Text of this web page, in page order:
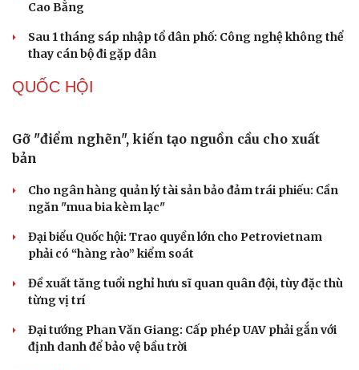
Cao Bằng
Sau 1 tháng sáp nhập tổ dân phố: Công nghệ không thể
thay cán bộ đi gặp dân
QUỐC HỘI
Gỡ "điểm nghẽn", kiến tạo nguồn cầu cho xuất
bản
Cho ngân hàng quản lý tài sản bảo đảm trái phiếu: Cần
ngăn "mua bia kèm lạc"
Đại biểu Quốc hội: Trao quyền lớn cho Petrovietnam
phải có “hàng rào” kiểm soát
Đề xuất tăng tuổi nghỉ hưu sĩ quan quân đội, tùy đặc thù
từng vị trí
Đại tướng Phan Văn Giang: Cấp phép UAV phải gắn với
định danh để bảo vệ bầu trời